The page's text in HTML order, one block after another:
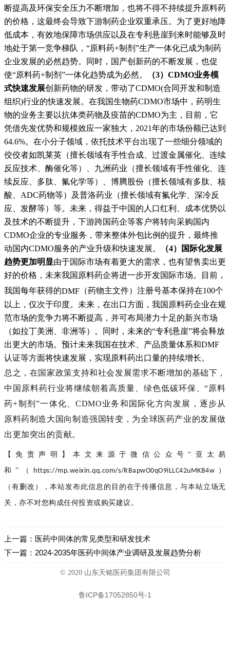
断提高及环保安全压力不断增加，也将不得不持续提升原料药
的价格，这最终会导致下游制药企业双重承压。为了更好地降
低成本，有效地保障市场供应以及在专利悬崖到来时能够及时
地处于第一竞争梯队，“原料药+制剂”生产一体化已成为制药
企业发展的必然趋势。同时，国产创新药的不断发展，也促
使“原料药+制剂”一体化趋势成为必然。
（3）CDMO业务模
式快速发展创新药物的研发，带动了CDMO(合同开发和制造
组织)行业的快速发展。在我国生物药CDMO市场中，药明生
物的业务主要以抗体类药物及疫苗的CDMO为主，目前，它
凭借先发优势和规模效应一家独大，2021年的市场份额已达到
64.6%。在小分子领域，依托技术平台出现了一些细分领域的
佼佼者如凯莱英（擅长领域有手性合成、过渡金属催化、连续
反应技术、酶催化等）、九洲药业（擅长领域有手性催化、连
续反应、多肽、氟化学等）、博腾股份（擅长领域有多肽、核
酸、ADC药物等）及普洛药业（擅长领域有氟化学、深冷反
应、发酵等）等。未来，得益于中国的人口红利、成本优势以
及技术的不断提升，下游跨国药企等客户将转向采购国内
CDMO企业的专业服务，带来整体外包比例的提升，最终推
动国内CDMO服务的产业升级和快速发展。
（4）国际化发展
趋势更加明显由于国际市场有着更大的需求，也有望售卖出更
好的价格，未来我国原料药企将进一步开发国际市场。目前，
我国每年获得的DMF （药物主文件）注册号基本保持在100个
以上，仅次于印度。未来，在出口方面，我国原料药企业在规
范市场的竞争力将不断提高，并可布局潜力十足的新兴市场
（如拉丁美洲、非洲等）。同时，未来的“专利悬崖”将会释放
出更大的市场。预计未来我国在技术、产品质量体系和DMF
认证等方面将快速发展，实现原料药出口量的持续增长。
总之，在国家政策支持和社会发展需求不断增加的基础下，
中国原料药行业将继续朝着高质量、绿色低碳环保、“原料
药+制剂”一体化、CDMO业务和国际化方向发展，逐步从
原料药制造大国向制造强国转变，为全球医药产业的发展做
出更加突出的贡献。
【免责声明】本文来源于微信公众号“亚太易
和”（ https://mp.weixin.qq.com/s/RBapwO0qO9iLLC42uMKB4w ）
（有删改），本站发布此信息的目的在于传播信息，与本站立场无
关，亦不对您构成任何投资或购买建议。
上一篇： 医药中间体的常见类型和研发技术
下一篇： 2024-2035年医药中间体产业调研及发展趋势分析
© 2020 山东天铭医药集团有限公司
鲁ICP备17052850号-1